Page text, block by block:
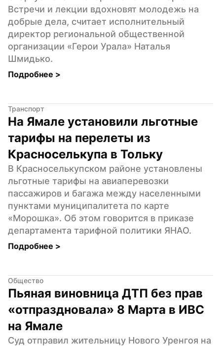
Встречи и лекции вдохновят молодежь на
добрые дела, считает исполнительный
директор региональной общественной
организации «Герои Урала» Наталья
Шмидько.
Подробнее >
Транспорт
На Ямале установили льготные
тарифы на перелеты из
Красноселькупа в Тольку
В Красноселькупском районе установлены
льготные тарифы на авиаперевозки
пассажиров и багажа между населенными
пунктами муниципалитета по карте
«Морошка». Об этом говорится в приказе
департамента тарифной политики ЯНАО.
Подробнее >
Общество
Пьяная виновница ДТП без прав
«отпраздновала» 8 Марта в ИВС
на Ямале
Суд отправил жительницу Нового Уренгоя на